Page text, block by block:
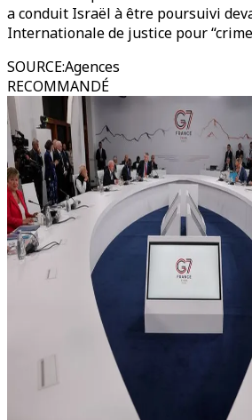
a conduit Israël à être poursuivi
Internationale de justice pour
SOURCE:Agences
RECOMMANDÉ